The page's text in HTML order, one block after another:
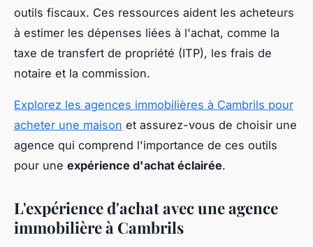
outils fiscaux. Ces ressources aident les acheteurs
à estimer les dépenses liées à l'achat, comme la
taxe de transfert de propriété (ITP), les frais de
notaire et la commission.
Explorez les agences immobilières à Cambrils pour
acheter une maison et assurez-vous de choisir une
agence qui comprend l'importance de ces outils
pour une expérience d'achat éclairée.
L'expérience d'achat avec une agence
immobilière à Cambrils